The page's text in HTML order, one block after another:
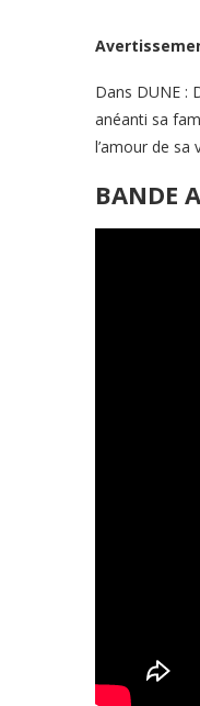
Dans DUNE :
anéanti sa
l’amour de sa
BANDE